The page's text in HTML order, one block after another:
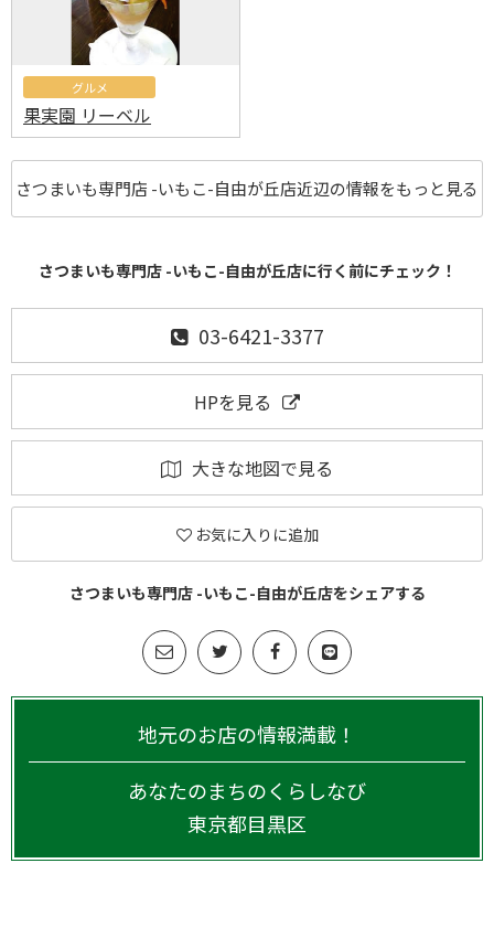
グルメ
果実園 リーベル
さつまいも専門店 -いもこ-自由が丘店近辺の情報をもっと見る
さつまいも専門店 -いもこ-自由が丘店に行く前にチェック！
03-6421-3377
HPを見る
大きな地図で見る
お気に入りに追加
さつまいも専門店 -いもこ-自由が丘店をシェアする
地元のお店の情報満載！
あなたのまちのくらしなび
東京都目黒区